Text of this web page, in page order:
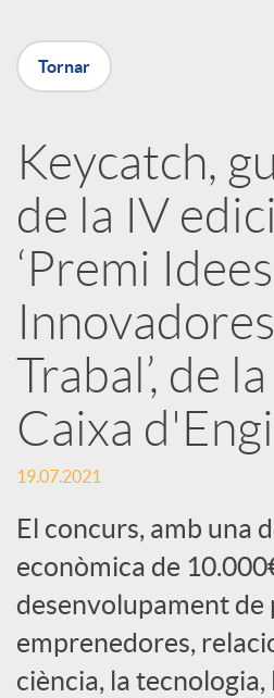
X
a
r
x
e
s
S
o
c
Tornar
Keycatch,
de la IV
‘Premi Idees
Trabal’, de
Caixa
19.07.2021
El concurs, amb una
econòmica de
desenvolupament de
emprenedores,
ciència, la tecnologia,